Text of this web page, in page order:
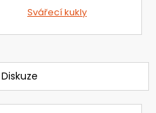
Svářecí kukly
Diskuze